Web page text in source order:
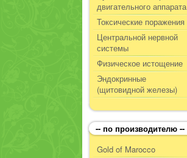
двигательного аппарата
Токсические поражения
Центральной нервной
системы
Физическое истощение
Эндокринные
(щитовидной железы)
-- по производителю --
Gold of Marocco